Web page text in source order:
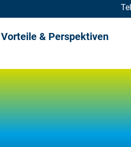
Vorteile & Perspektiven